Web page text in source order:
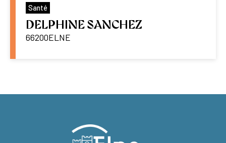
Santé
DELPHINE SANCHEZ
66200ELNE